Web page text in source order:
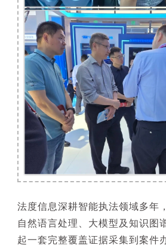
法度信息深耕智能执法领域多年
自然语言处理、大模型及知识图
起一套完整覆盖证据采集到案件